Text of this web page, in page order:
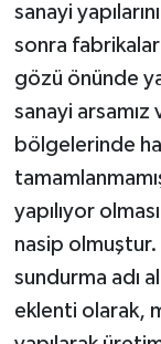
sanayi
sonra
gözü önünde
sanayi
bölgelerinde
yapılıyor
nasip
sundurma adı
eklenti olarak,